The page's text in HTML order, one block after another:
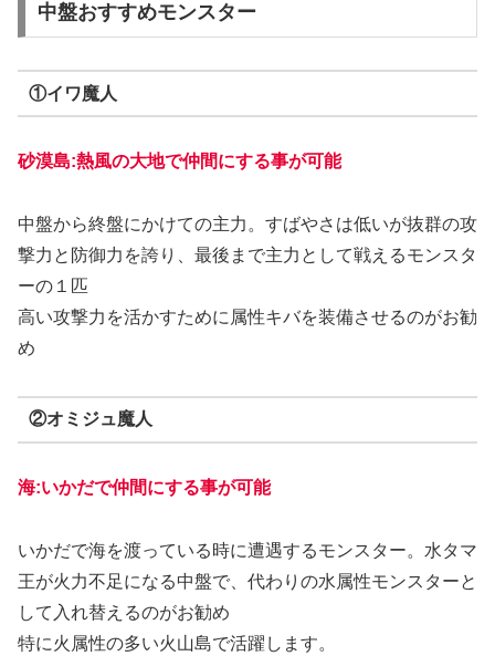
中盤おすすめモンスター
①イワ魔人
砂漠島:熱風の大地で仲間にする事が可能
中盤から終盤にかけての主力。 すばやさは低いが抜群の攻
撃力と防御力を誇り、 最後まで主力として戦えるモンスタ
ーの１匹
高い攻撃力を活かすために属性キバを装備させるのがお勧
め
②オミジュ魔人
海:いかだで仲間にする事が可能
いかだで海を渡っている時に遭遇するモンスター。 水タマ
王が火力不足になる中盤で、 代わりの水属性モンスターと
して入れ替えるのがお勧め
特に火属性の多い火山島で活躍します。